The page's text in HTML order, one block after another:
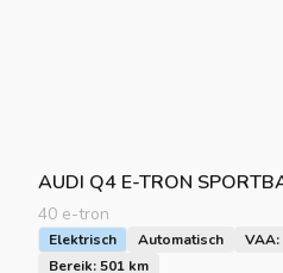
AUDI Q4 E-TRON
40 e-tron
Elektrisch Automatisch VAA:
Bereik: 501 km